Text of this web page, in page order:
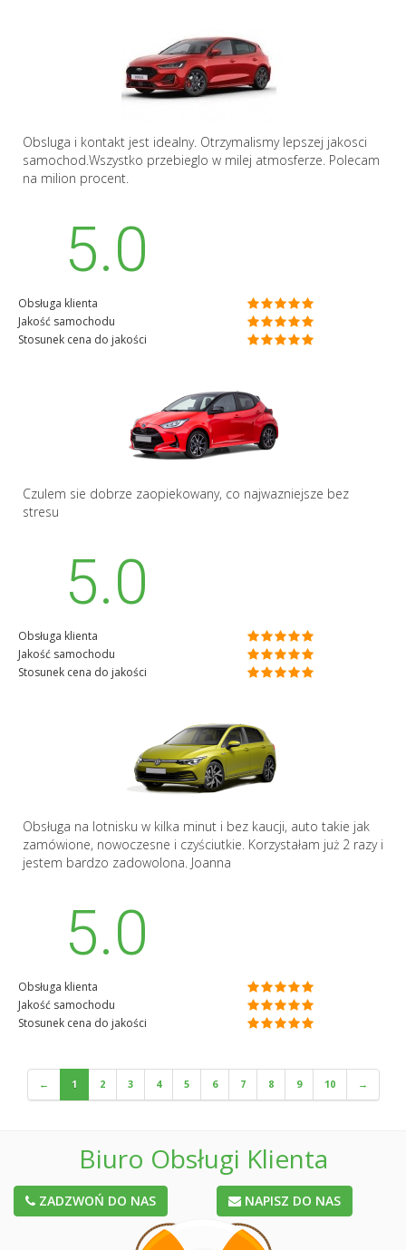
Obsluga i kontakt jest idealny. Otrzymalismy lepszej jakosci
samochod.Wszystko przebieglo w milej atmosferze. Polecam
na milion procent.
5.0
Obsługa klienta
Jakość samochodu
Stosunek cena do jakości
Czulem sie dobrze zaopiekowany, co najwazniejsze bez
stresu
5.0
Obsługa klienta
Jakość samochodu
Stosunek cena do jakości
Obsługa na lotnisku w kilka minut i bez kaucji, auto takie jak
zamówione, nowoczesne i czyściutkie. Korzystałam już 2 razy i
jestem bardzo zadowolona. Joanna
5.0
Obsługa klienta
Jakość samochodu
Stosunek cena do jakości
← 1 2 3 4 5 6 7 8 9 10 →
Biuro Obsługi Klienta
ZADZWOŃ DO NAS NAPISZ DO NAS